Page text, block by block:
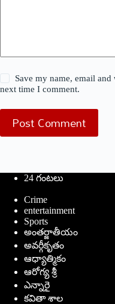
Save my name, email
next time I comment.
Post Comment
24 గంటలు
Crime
entertainment
Sports
అంతర్జాతీయం
అవర్గీకృతం
ఆధ్యాత్మికం
ఆరోగ్య శ్రీ
ఎన్నారై
కవితా శాల